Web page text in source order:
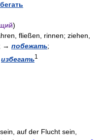
)
fließen, rinnen; ziehen,
→ побежать;
избегать1
auf der Flucht sein,